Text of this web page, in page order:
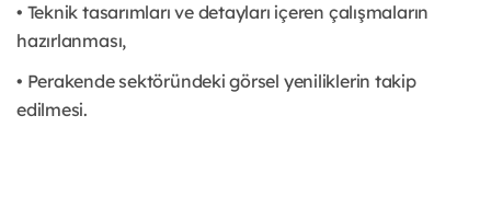
• Teknik tasarımları ve detayları içeren çalışmaların
hazırlanması,
• Perakende sektöründeki görsel yeniliklerin takip
edilmesi.